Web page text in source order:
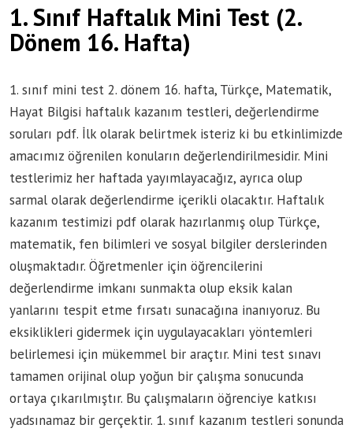
1. Sınıf Haftalık Mini Test (2.
Dönem 16. Hafta)
1. sınıf mini test 2. dönem 16. hafta, Türkçe, Matematik,
Hayat Bilgisi haftalık kazanım testleri, değerlendirme
soruları pdf. İlk olarak belirtmek isteriz ki bu etkinlimizde
amacımız öğrenilen konuların değerlendirilmesidir. Mini
testlerimiz her haftada yayımlayacağız, ayrıca olup
sarmal olarak değerlendirme içerikli olacaktır. Haftalık
kazanım testimizi pdf olarak hazırlanmış olup Türkçe,
matematik, fen bilimleri ve sosyal bilgiler derslerinden
oluşmaktadır. Öğretmenler için öğrencilerini
değerlendirme imkanı sunmakta olup eksik kalan
yanlarını tespit etme fırsatı sunacağına inanıyoruz. Bu
eksiklikleri gidermek için uygulayacakları yöntemleri
belirlemesi için mükemmel bir araçtır. Mini test sınavı
tamamen orijinal olup yoğun bir çalışma sonucunda
ortaya çıkarılmıştır. Bu çalışmaların öğrenciye katkısı
yadsınamaz bir gerçektir. 1. sınıf kazanım testleri sonunda